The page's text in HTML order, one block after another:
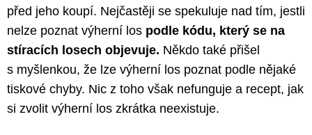
před jeho koupí. Nejčastěji se spekuluje nad tím, jestli
nelze poznat výherní los podle kódu, který se na
stíracích losech objevuje. Někdo také přišel
s myšlenkou, že lze výherní los poznat podle nějaké
tiskové chyby. Nic z toho však nefunguje a recept, jak
si zvolit výherní los zkrátka neexistuje.